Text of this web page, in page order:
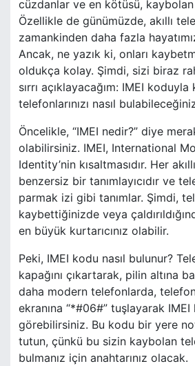
cüzdanlar ve en kötüsü,
Özellikle de günümüzde, akıllı
zamankinden daha fazla
Ancak, ne yazık ki, onları
oldukça kolay. Şimdi, sizi biraz
sırrı açıklayacağım: IMEI
telefonlarınızı nasıl
Öncelikle, “IMEI nedir?” diye
olabilirsiniz. IMEI, International
Identity’nin kısaltmasıdır. Her
benzersiz bir tanımlayıcıdır ve
parmak izi gibi tanımlar. Şimdi,
kaybettiğinizde veya
en büyük kurtarıcınız olabilir.
Peki, IMEI kodu nasıl bulunur?
kapağını çıkartarak, pilin altına
daha modern telefonlarda,
ekranına “*#06#” tuşlayarak
görebilirsiniz. Bu kodu bir yere
tutun, çünkü bu sizin kaybolan
bulmanız için anahtarınız olacak.